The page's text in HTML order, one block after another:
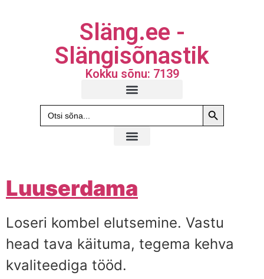
Släng.ee -
Slängisõnastik
Kokku sõnu: 7139
Search
for:
Search
Luuserdama
Loseri kombel elutsemine. Vastu
head tava käituma, tegema kehva
kvaliteediga tööd.